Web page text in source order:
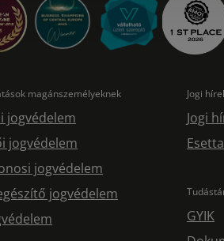
magánszemélyeknek
jogvédelem
jogvédelem
jogvédelem
jogvédelem
Jogi
Jogi
GYIK